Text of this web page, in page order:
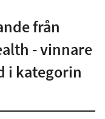
från
- vinnare
i kategorin